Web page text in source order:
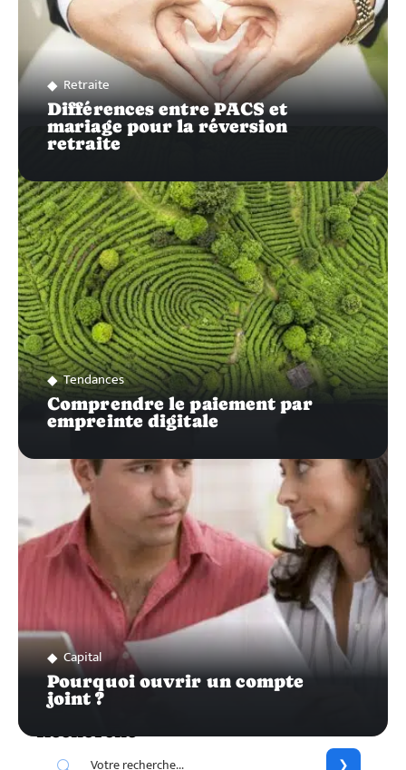
Retraite
Différences entre PACS et
mariage pour la réversion
retraite
Tendances
Comprendre le paiement par
empreinte digitale
Capital
Pourquoi ouvrir un compte
joint ?
Recherche